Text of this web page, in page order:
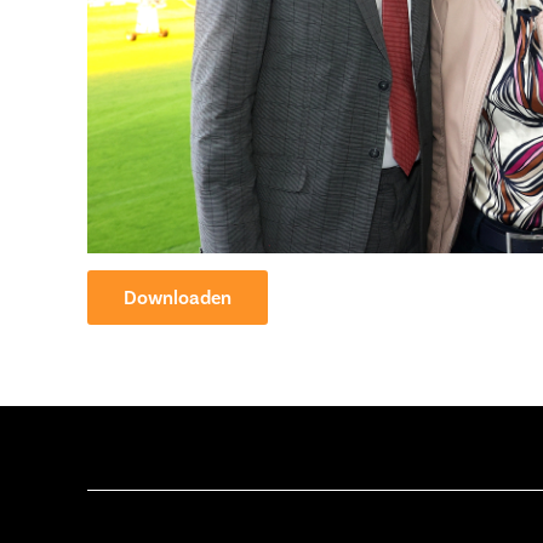
Downloaden